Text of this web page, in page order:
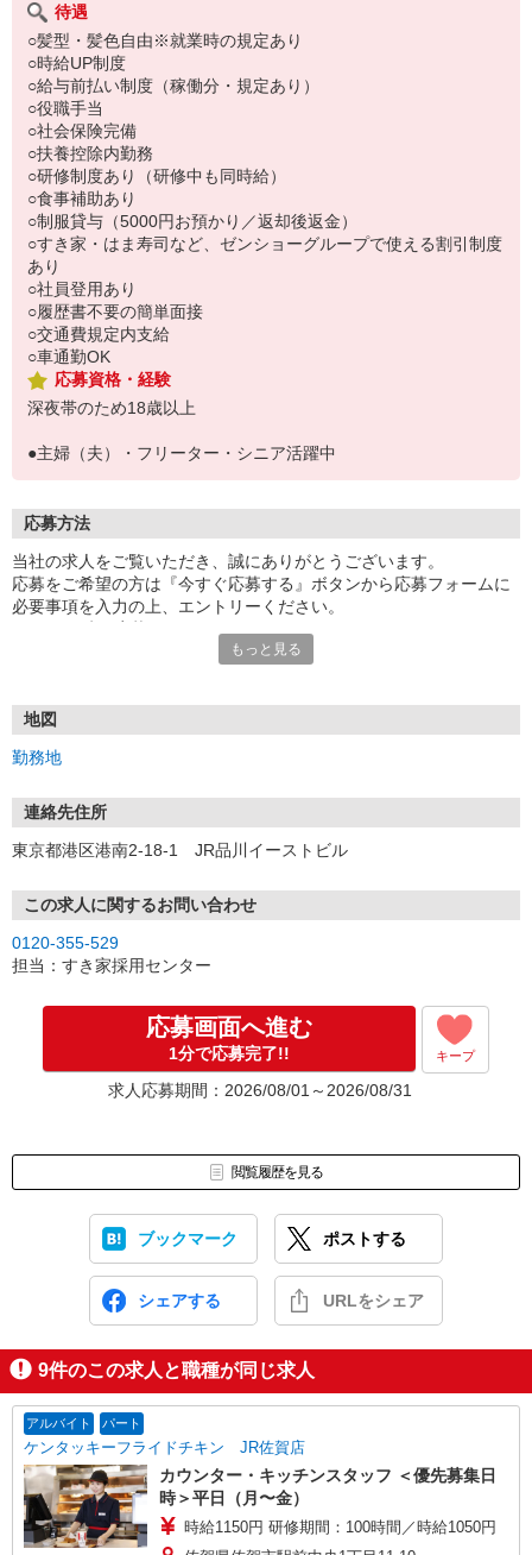
待遇
○髪型・髪色自由※就業時の規定あり
○時給UP制度
○給与前払い制度（稼働分・規定あり）
○役職手当
○社会保険完備
○扶養控除内勤務
○研修制度あり（研修中も同時給）
○食事補助あり
○制服貸与（5000円お預かり／返却後返金）
○すき家・はま寿司など、ゼンショーグループで使える割引制度
あり
○社員登用あり
○履歴書不要の簡単面接
○交通費規定内支給
○車通勤OK
応募資格・経験
深夜帯のため18歳以上
●主婦（夫）・フリーター・シニア活躍中
応募方法
当社の求人をご覧いただき、誠にありがとうございます。
応募をご希望の方は『今すぐ応募する』ボタンから応募フォームに
必要事項を入力の上、エントリーください。
号」など
もっと見る
地図
勤務地
連絡先住所
東京都港区港南2-18-1 JR品川イーストビル
この求人に関するお問い合わせ
0120-355-529
担当：すき家採用センター
応募画面へ進む
1分で応募完了!! キープ
求人応募期間：2026/08/01～2026/08/31
閲覧履歴を見る
ブックマーク ポストする
シェアする URLをシェア
9件のこの求人と職種が同じ求人
アルバイト パート
ケンタッキーフライドチキン JR佐賀店
カウンター・キッチンスタッフ ＜優先募集日
時＞平日（月〜金）
時給1150円 研修期間：100時間／時給1050円